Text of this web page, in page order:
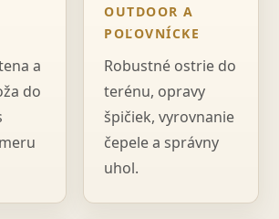
a
do
OUTDOOR A
POĽOVNÍCKE
Robustné ostrie do
terénu, opravy
špičiek, vyrovnanie
čepele a správny
uhol.